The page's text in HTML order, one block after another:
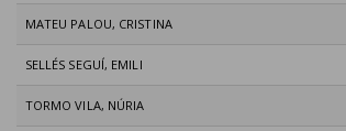
MATEU PALOU, CRISTINA
SELLÉS SEGUÍ, EMILI
TORMO VILA, NÚRIA